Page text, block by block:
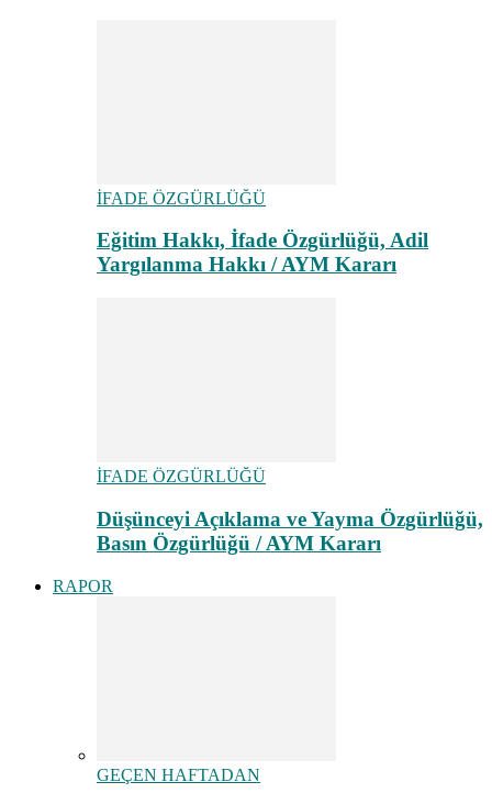
İFADE ÖZGÜRLÜĞÜ
Eğitim Hakkı, İfade Özgürlüğü, Adil
Yargılanma Hakkı / AYM Kararı
İFADE ÖZGÜRLÜĞÜ
Düşünceyi Açıklama ve Yayma Özgürlüğü,
Basın Özgürlüğü / AYM Kararı
RAPOR
GEÇEN HAFTADAN